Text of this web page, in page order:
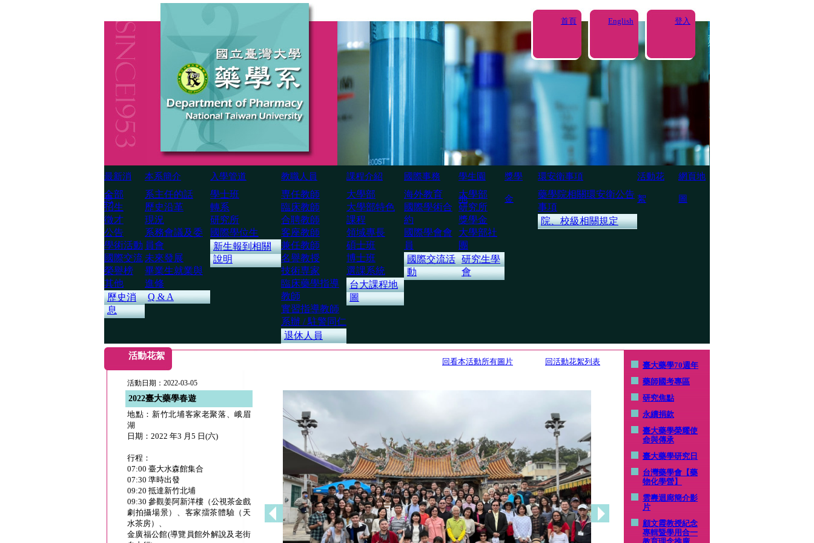
首頁 English 登入
最新消
息
本系簡介 入學管道 教職人員 課程介紹 國際事務 學生園
地
獎學
金
環安衛事項 活動花
絮
網頁地
圖
全部
招生
徵才
公告
學術活動
國際交流
榮譽榜
其他
歷史消
息
系主任的話
歷史沿革
現況
系務會議及委
員會
未來發展
畢業生就業與
進修
Q & A
學士班
轉系
研究所
國際學位生
新生報到相關
說明
専任教師
臨床教師
合聘教師
客座教師
兼任教師
名譽教授
技術専家
臨床藥學指導
教師
實習指導教師
系辦 / 駐警同仁
退休人員
大學部
大學部特色
課程
領域專長
碩士班
博士班
選課系統
台大課程地
圖
海外教育
國際學術合
約
國際學會會
員
國際交流活
動
大學部
研究所
獎學金
大學部社
團
研究生學
會
藥學院相關環安衛公告
事項
院、校級相關規定
活動花絮
回看本活動所有圖片 回活動花絮列表
臺大藥學70週年
藥師國考專區
研究焦點
永續捐款
臺大藥學榮耀使
命與傳承
臺大藥學研究日
台灣藥學會【藥
物化學營】
雲燾迴廊簡介影
片
顧文霞教授紀念
專輯暨學用合一
活動日期：2022-03-05
2022臺大藥學春遊
地點：新竹北埔客家老聚落、峨眉
湖
日期：2022 年3 月5 日(六)
行程：
07:00 臺大水森館集合
07:30 準時出發
09:20 抵達新竹北埔
09:30 參觀姜阿新洋樓（公視茶金戲
劇拍攝場景）、客家擂茶體驗（天
水茶房）、
金廣福公館(導覽員館外解說及老街